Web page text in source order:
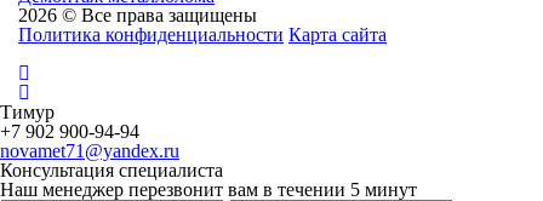
2026 © Все права защищены
Политика конфиденциальности Карта сайта
Тимур
+7 902 900-94-94
novamet71@yandex.ru
Консультация специалиста
Наш менеджер перезвонит вам в течении 5 минут